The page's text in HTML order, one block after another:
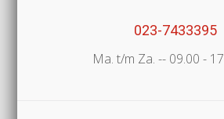
023-7433395
Ma. t/m Za. -- 09.00 -